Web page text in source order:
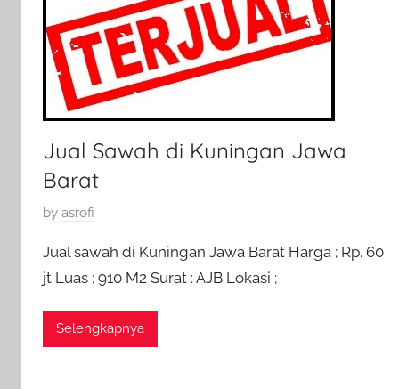
b
e
0
7
Jual Sawah di Kuningan Jawa
Barat
P
s
t
o
by asrofi
Jual sawah di Kuningan Jawa Barat Harga ; Rp. 60
jt Luas ; 910 M2 Surat : AJB Lokasi ;
Selengkapnya